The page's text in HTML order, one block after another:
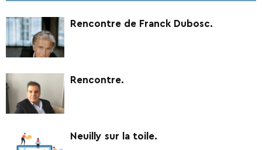
Rencontre de Franck Dubosc.
Rencontre.
Neuilly sur la toile.